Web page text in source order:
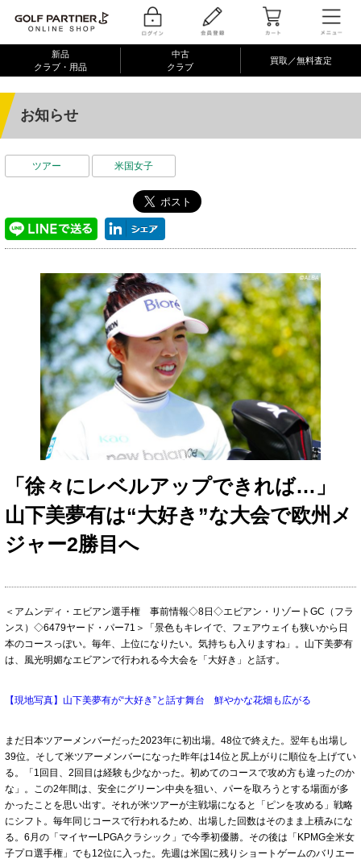
新品
クラブ・用品
中古
クラブ
買取／無料査定
お知らせ
ツアー 米国女子
「徐々にレベルアップできれば…」
山下美夢有は“大好き”な大会で欧州メ
ジャー2勝目へ
＜アムンディ・エビアン選手権 事前情報◇8日◇エビアン・リゾートGC（フラ
ンス）◇6479ヤード・パー71＞「景色もキレイで、フェアウェイも狭いから日
本のコースっぽい。毎年、上位になりたい。気持ちも入りますね」。山下美夢有
は、風光明媚なエビアンで行われる今大会を「大好き」と話す。
【現地写真】山下美夢有が“大好き”と話す舞台 鮮やかな花畑も広がる
まだ日本ツアーメンバーだった2023年に初出場。48位で終えた。翌年も出場し
39位。そして米ツアーメンバーになった昨年は14位と尻上がりに順位を上げてい
る。「1回目、2回目は経験も少なかった。初めてのコースで攻め方も違ったのか
な」。この2年間は、安全にグリーン中央を狙い、パーを取ろうとする場面が多
かったことを思い出す。それが米ツアーが主戦場になると「ピンを攻める」戦略
にシフト。毎年同じコースで行われるため、出場した回数はそのまま上積みにな
る。6月の「マイヤーLPGAクラシック」で今季初優勝。その後は「KPMG全米女
子プロ選手権」でも12位に入った。先週は米国に残りショートゲームのバリエー